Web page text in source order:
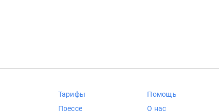
Тарифы
Прессе
Помощь
О нас